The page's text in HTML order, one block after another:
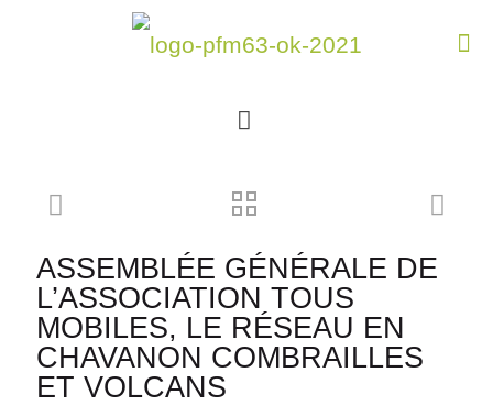
ASSEMBLÉE GÉNÉRALE DE
L’ASSOCIATION TOUS
MOBILES, LE RÉSEAU EN
CHAVANON COMBRAILLES
ET VOLCANS